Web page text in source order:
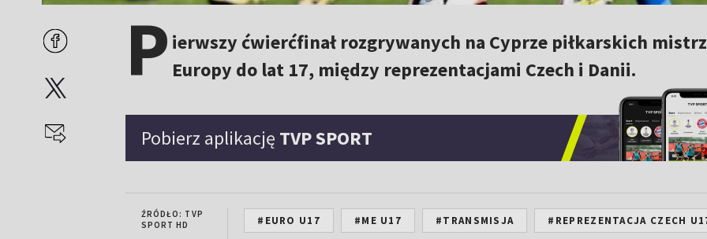
P ierwszy ćwierćfinał rozgrywanych na Cyprze piłkarskich
Europy do lat 17, między reprezentacjami Czech i Danii.
Pobierz aplikację TVP SPORT
ŹRÓDŁO: TVP
SPORT HD
#EURO U17 #ME U17 #TRANSMISJA #REPREZENTACJA CZECH